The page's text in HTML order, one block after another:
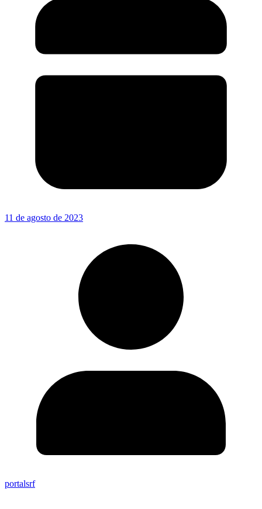
11 de agosto de 2023
portalsrf